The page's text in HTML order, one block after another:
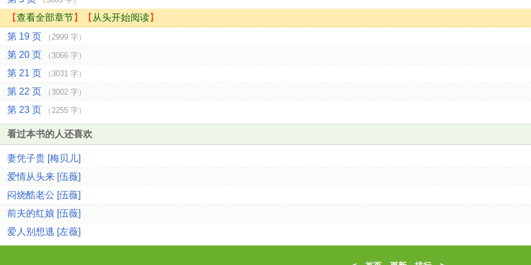
【查看全部章节】【 从头开始阅读】
第 19 页
（2999 字）
第 20 页 （3066 字）
第 21 页 （3031 字）
第 22 页 （3002 字）
第 23 页 （2255 字）
看过本书的人还喜欢
妻凭子贵 [梅贝儿]
爱情从头来 [伍薇]
闷烧酷老公 [伍薇]
前夫的红娘 [伍薇]
爱人别想逃 [左薇]